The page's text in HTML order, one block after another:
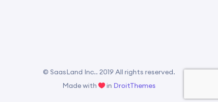
© SaasLand Inc.. 2019 All rights reserved.
Made with
in DroitThemes